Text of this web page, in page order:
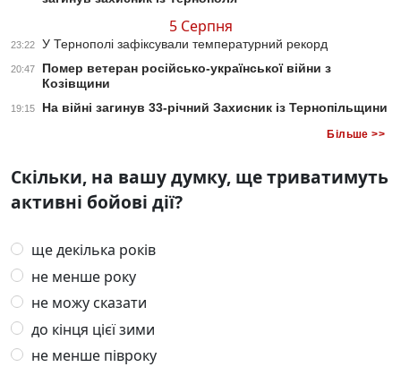
5 Серпня
23:22 У Тернополі зафіксували температурний рекорд
20:47
Помер ветеран російсько-української війни з
Козівщини
19:15 На війні загинув 33-річний Захисник із Тернопільщини
Більше >>
Скільки, на вашу думку, ще триватимуть
активні бойові дії?
ще декілька років
не менше року
не можу сказати
до кінця цієї зими
не менше півроку